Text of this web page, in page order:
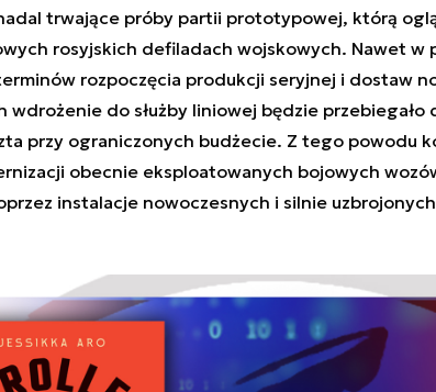
trwające próby partii prototypowej, którą
rosyjskich defiladach wojskowych. Nawet w
rozpoczęcia produkcji seryjnej i dostaw
wdrożenie do służby liniowej będzie przebiegało
przy ograniczonych budżecie. Z tego powodu
obecnie eksploatowanych bojowych
instalacje nowoczesnych i silnie